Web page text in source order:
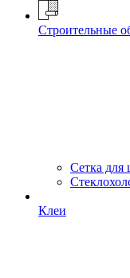
Строительные
Сетка для
Клеи